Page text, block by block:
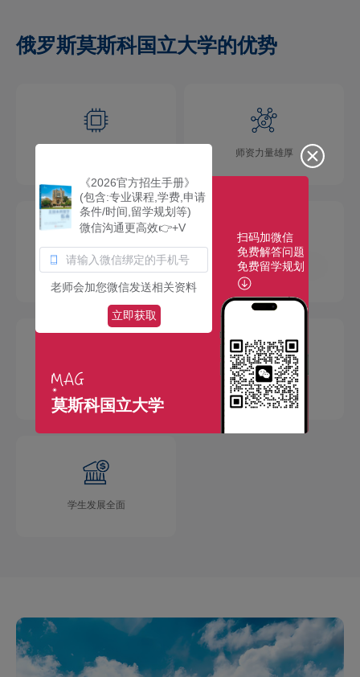
俄罗斯莫斯科国立大学的优势
师资力量雄厚
校园环境优美 社团活动多彩
国际交流广泛 学术成果丰硕
学生发展全面
《2026官方招生手册》
(包含:专业课程,学费,申请
条件/时间,留学规划等)
微信沟通更高效👉+V
老师会加您微信发送相关资料
立即获取
莫斯科国立大学
扫码加微信
免费解答问题
免费留学规划